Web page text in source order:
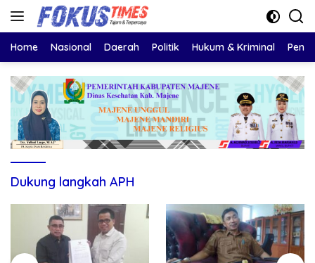
Langsung
Home Nasional Daerah Politik Hukum & Kriminal
Dukung langkah APH